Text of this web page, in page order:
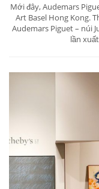
Mới đây, Audemars
Art Basel Hong Kong.
Audemars Piguet – núi
lần